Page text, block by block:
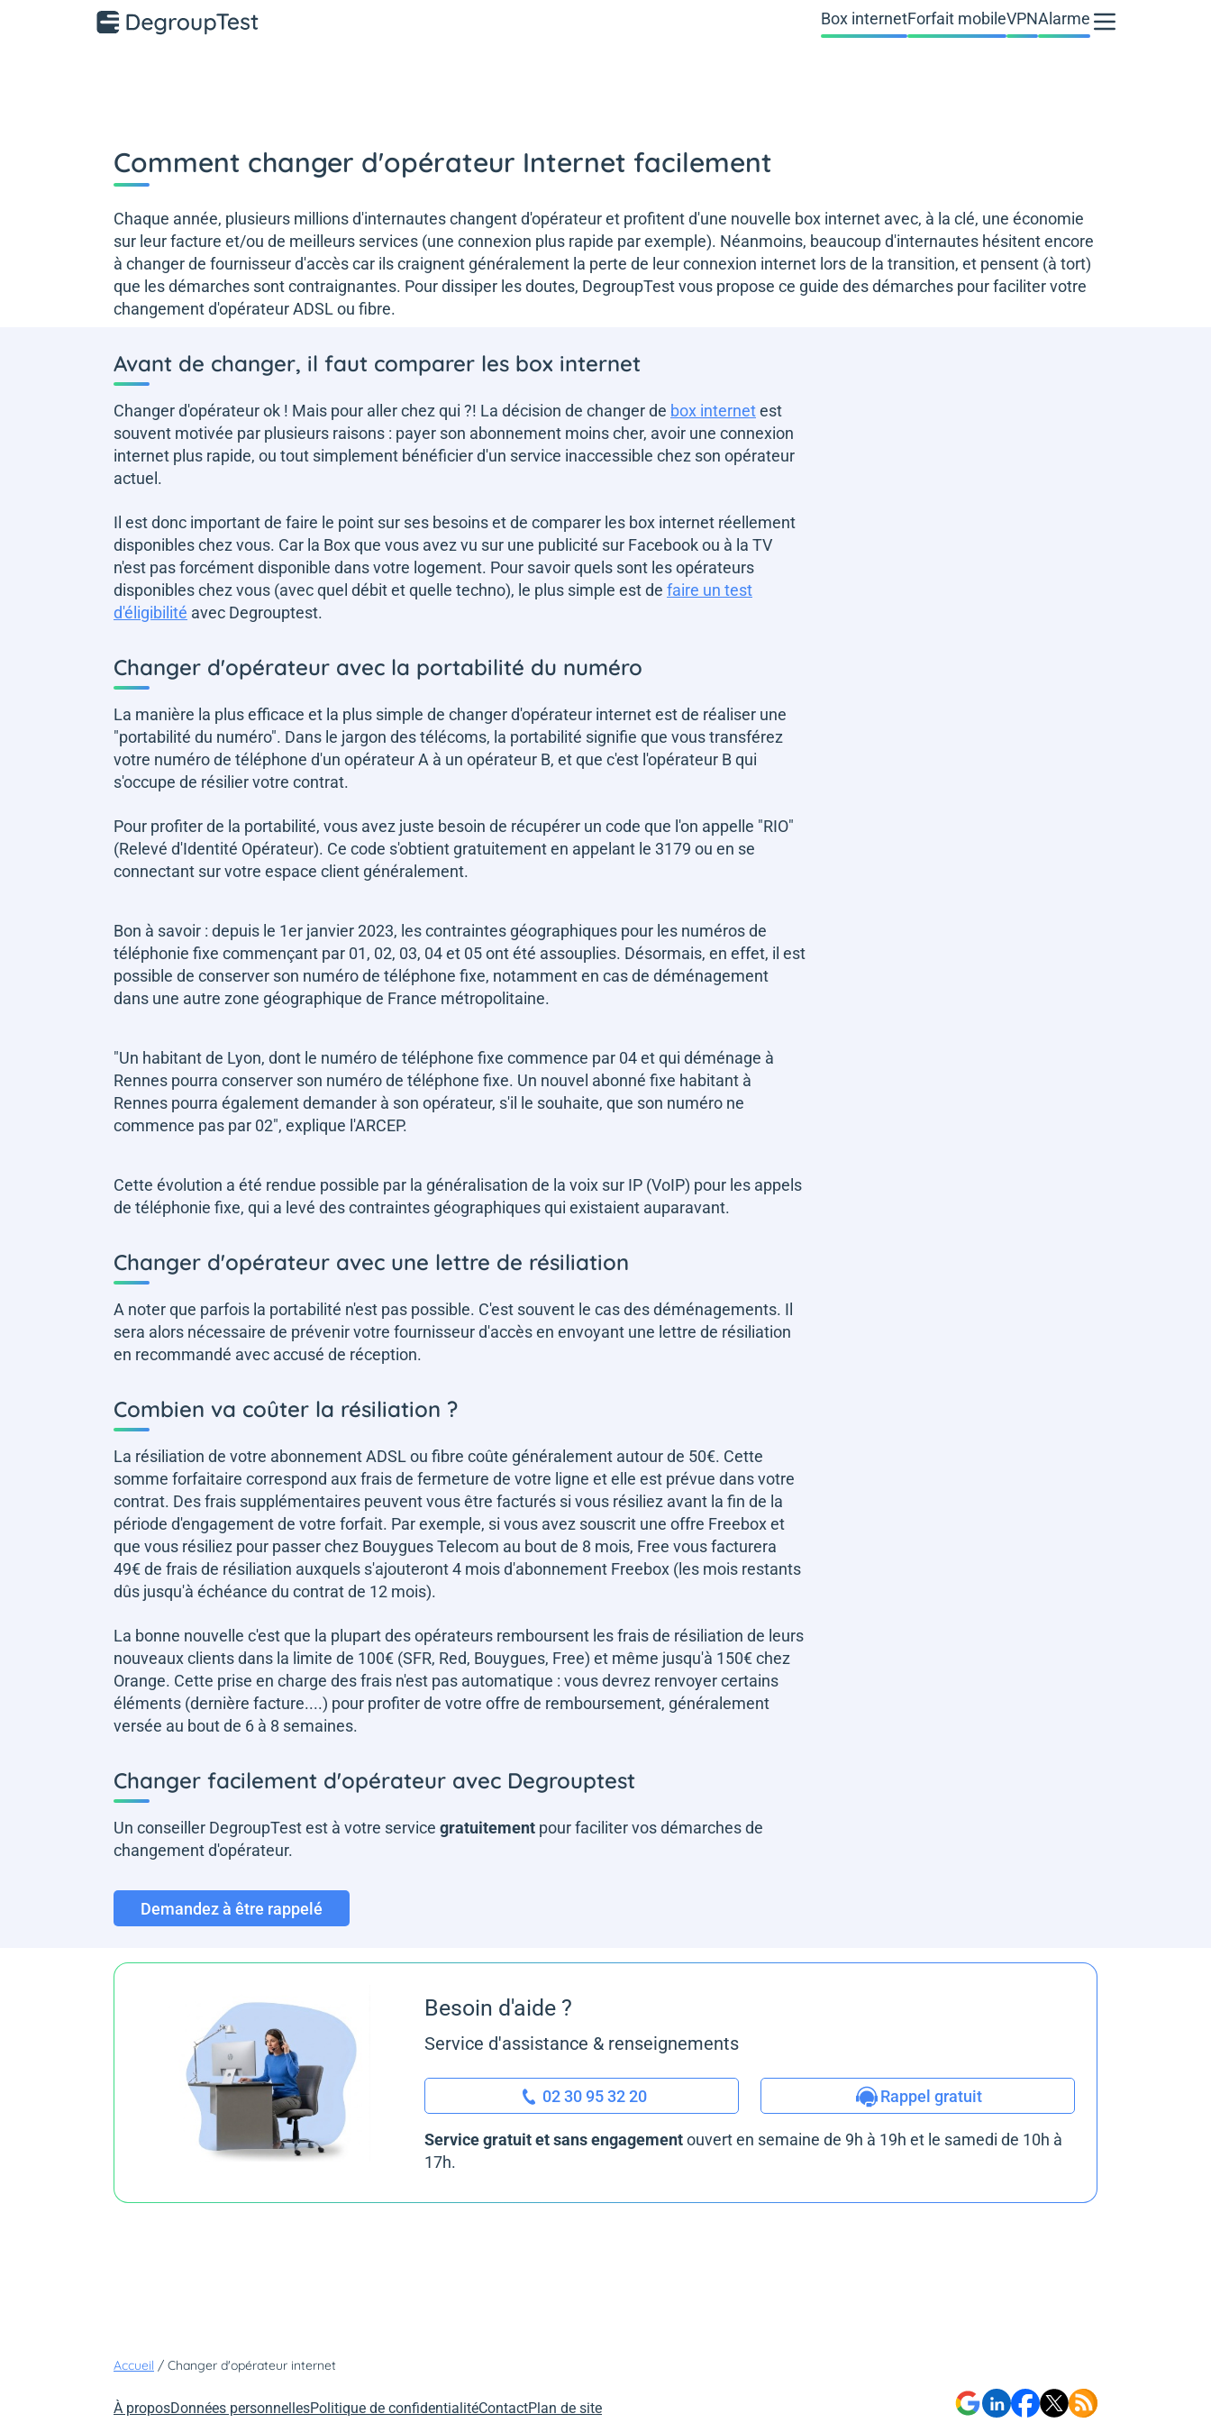
Box internetForfait mobileVPNAlarme
Comment changer d'opérateur Internet facilement
Chaque année, plusieurs millions d'internautes changent d'opérateur et profitent d'une nouvelle box internet avec, à la clé, une économie
sur leur facture et/ou de meilleurs services (une connexion plus rapide par exemple). Néanmoins, beaucoup d'internautes hésitent encore
à changer de fournisseur d'accès car ils craignent généralement la perte de leur connexion internet lors de la transition, et pensent (à tort)
que les démarches sont contraignantes. Pour dissiper les doutes, DegroupTest vous propose ce guide des démarches pour faciliter votre
changement d'opérateur ADSL ou fibre.
Avant de changer, il faut comparer les box internet
Changer d'opérateur ok ! Mais pour aller chez qui ?! La décision de changer de box internetest
souvent motivée par plusieurs raisons : payer son abonnement moins cher, avoir une connexion
internet plus rapide, ou tout simplement bénéficier d'un service inaccessible chez son opérateur
actuel.
Il est donc important de faire le point sur ses besoins et de comparer les box internet réellement
disponibles chez vous. Car la Box que vous avez vu sur une publicité sur Facebook ou à la TV
n'est pas forcément disponible dans votre logement. Pour savoir quels sont les opérateurs
disponibles chez vous (avec quel débit et quelle techno), le plus simple est de faire un test
d'éligibilité avec Degrouptest.
Changer d'opérateur avec la portabilité du numéro
La manière la plus efficace et la plus simple de changer d'opérateur internet est de réaliser une
"portabilité du numéro". Dans le jargon des télécoms, la portabilité signifie que vous transférez
votre numéro de téléphone d'un opérateur A à un opérateur B, et que c'est l'opérateur B qui
s'occupe de résilier votre contrat.
Pour profiter de la portabilité, vous avez juste besoin de récupérer un code que l'on appelle "RIO"
(Relevé d'Identité Opérateur). Ce code s'obtient gratuitement en appelant le 3179 ou en se
connectant sur votre espace client généralement.
Bon à savoir : depuis le 1er janvier 2023, les contraintes géographiques pour les numéros de
téléphonie fixe commençant par 01, 02, 03, 04 et 05 ont été assouplies. Désormais, en effet, il est
possible de conserver son numéro de téléphone fixe, notamment en cas de déménagement
dans une autre zone géographique de France métropolitaine.
"Un habitant de Lyon, dont le numéro de téléphone fixe commence par 04 et qui déménage à
Rennes pourra conserver son numéro de téléphone fixe. Un nouvel abonné fixe habitant à
Rennes pourra également demander à son opérateur, s'il le souhaite, que son numéro ne
commence pas par 02", explique l'ARCEP.
Cette évolution a été rendue possible par la généralisation de la voix sur IP (VoIP) pour les appels
de téléphonie fixe, qui a levé des contraintes géographiques qui existaient auparavant.
Changer d'opérateur avec une lettre de résiliation
A noter que parfois la portabilité n'est pas possible. C'est souvent le cas des déménagements. Il
sera alors nécessaire de prévenir votre fournisseur d'accès en envoyant une lettre de résiliation
en recommandé avec accusé de réception.
Combien va coûter la résiliation ?
La résiliation de votre abonnement ADSL ou fibre coûte généralement autour de 50€. Cette
somme forfaitaire correspond aux frais de fermeture de votre ligne et elle est prévue dans votre
contrat. Des frais supplémentaires peuvent vous être facturés si vous résiliez avant la fin de la
période d'engagement de votre forfait. Par exemple, si vous avez souscrit une offre Freebox et
que vous résiliez pour passer chez Bouygues Telecom au bout de 8 mois, Free vous facturera
49€ de frais de résiliation auxquels s'ajouteront 4 mois d'abonnement Freebox (les mois restants
dûs jusqu'à échéance du contrat de 12 mois).
La bonne nouvelle c'est que la plupart des opérateurs remboursent les frais de résiliation de leurs
nouveaux clients dans la limite de 100€ (SFR, Red, Bouygues, Free) et même jusqu'à 150€ chez
Orange. Cette prise en charge des frais n'est pas automatique : vous devrez renvoyer certains
éléments (dernière facture....) pour profiter de votre offre de remboursement, généralement
versée au bout de 6 à 8 semaines.
Changer facilement d'opérateur avec Degrouptest
Un conseiller DegroupTest est à votre service gratuitement pour faciliter vos démarches de
changement d'opérateur.
Demandez à être rappelé
Besoin d'aide ?
Service d'assistance & renseignements
02 30 95 32 20 Rappel gratuit
Service gratuit et sans engagementouvert en semaine de 9h à 19h et le samedi de 10h à
17h.
Accueil / Changer d'opérateur internet
À proposDonnées personnellesPolitique de confidentialitéContactPlan de site